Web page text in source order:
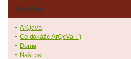
Fotoalbum
ArQeVa
Co dokáže ArQeVa :-)
Doma
Naši psi